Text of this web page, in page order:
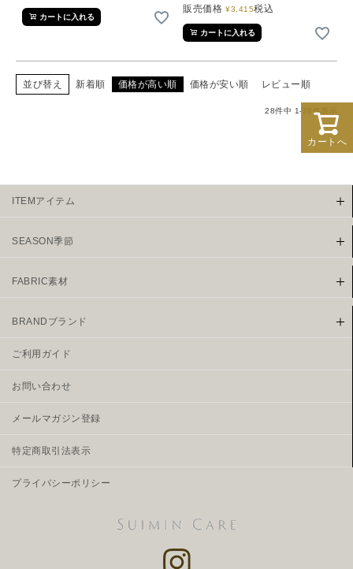
カートに入れる
販売価格 ¥3,415税込
カートに入れる
並び替え 新着順 価格が高い順 価格が安い順 レビュー順
28件中 1- 件表示
カートへ
ITEMアイテム
SEASON季節
FABRIC素材
BRANDブランド
ご利用ガイド
お問い合わせ
メールマガジン登録
特定商取引法表示
プライバシーポリシー